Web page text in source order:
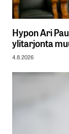
Hypon Ari
ylitarjonta
4.8.2026